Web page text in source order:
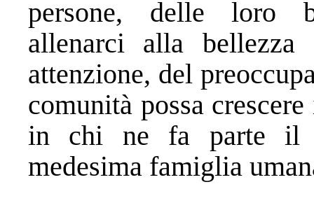
persone, delle loro
allenarci alla
attenzione, del
comunità possa
in chi ne fa parte il
medesima famiglia